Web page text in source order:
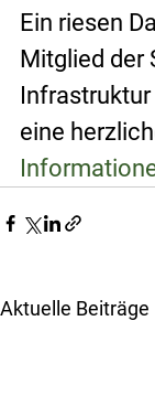
Ein riesen
Mitglied der
eine
Aktuelle Beiträge